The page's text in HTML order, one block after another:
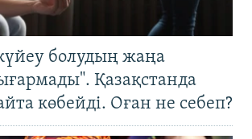
болудың жаңа
Қазақстанда
көбейді. Оған не себеп?